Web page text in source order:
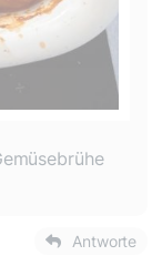
Antworte